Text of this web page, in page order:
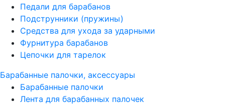
Педали для барабанов
Подструнники (пружины)
Средства для ухода за ударными
Фурнитура барабанов
Цепочки для тарелок
Барабанные палочки, аксессуары
Барабанные палочки
Лента для барабанных палочек